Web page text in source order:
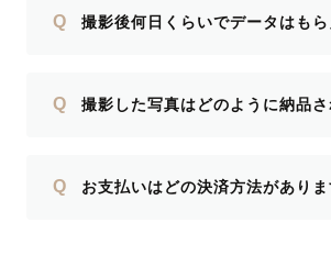
Q 撮影後何日くらいでデータはもら
Q 撮影した写真はどのように納品さ
Q お支払いはどの決済方法がありま